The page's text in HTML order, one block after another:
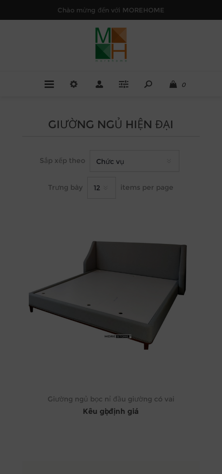
Chào mừng đến với MOREHOME
0
GIƯỜNG NGỦ HIỆN ĐẠI
Sắp xếp theo
Trưng bày items per page
Giường ngủ bọc nỉ đầu giường có vai
Kêu gọi định giá